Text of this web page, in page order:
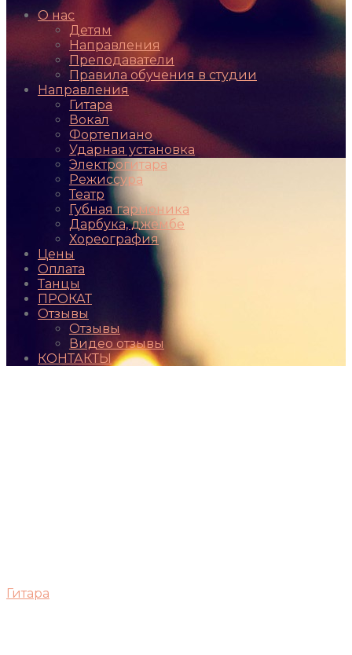
О нас
Детям
Направления
Преподаватели
Правила обучения в студии
Направления
Гитара
Вокал
Фортепиано
Ударная установка
Электрогитара
Режиссура
Театр
Губная гармоника
Дарбука, джембе
Хореография
Цены
Оплата
Танцы
ПРОКАТ
Отзывы
Отзывы
Видео отзывы
КОНТАКТЫ
Гитара